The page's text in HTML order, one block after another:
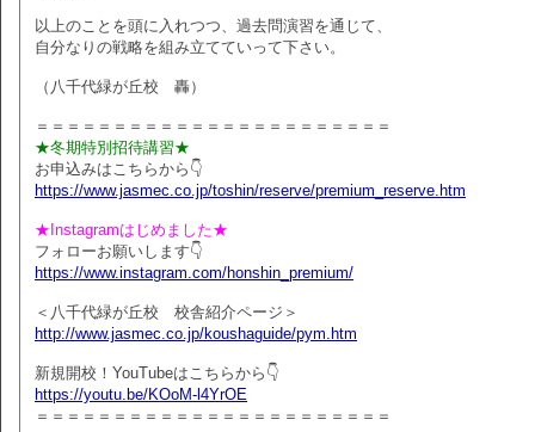
以上のことを頭に入れつつ、過去問演習を通じて、
自分なりの戦略を組み立てていって下さい。
（八千代緑が丘校 轟）
＝＝＝＝＝＝＝＝＝＝＝＝＝＝＝＝＝＝＝＝＝＝＝
★冬期特別招待講習★
お申込みはこちらから👇
https://www.jasmec.co.jp/toshin/reserve/premium_reserve.htm
★Instagramはじめました★
フォローお願いします👇
https://www.instagram.com/honshin_premium/
＜八千代緑が丘校 校舎紹介ページ＞
http://www.jasmec.co.jp/koushaguide/pym.htm
新規開校！YouTubeはこちらから👇
https://youtu.be/KOoM-l4YrOE
＝＝＝＝＝＝＝＝＝＝＝＝＝＝＝＝＝＝＝＝＝＝＝